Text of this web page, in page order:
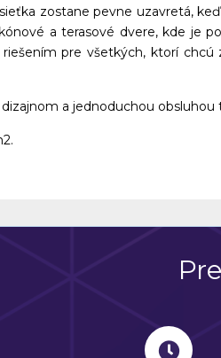
zostane pevne uzavretá,
a terasové dvere, kde je
pre všetkých, ktorí
a jednoduchou